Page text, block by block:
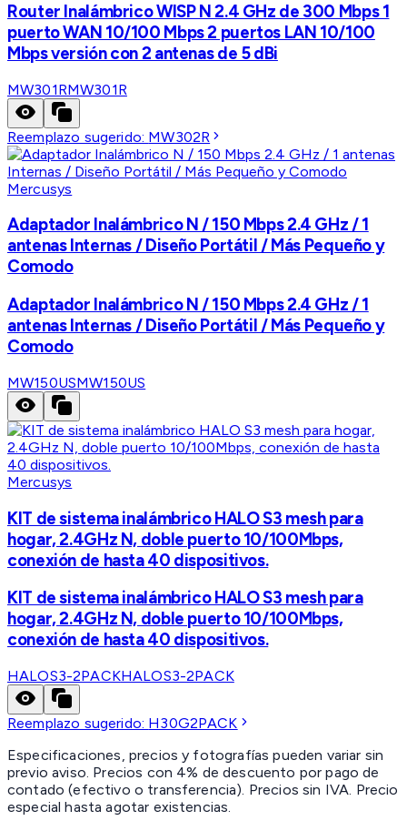
Router Inalámbrico WISP N 2.4 GHz de 300 Mbps 1
puerto WAN 10/100 Mbps 2 puertos LAN 10/100
Mbps versión con 2 antenas de 5 dBi
MW301RMW301R
Reemplazo sugerido: MW302R
Mercusys
Adaptador Inalámbrico N / 150 Mbps 2.4 GHz / 1
antenas Internas / Diseño Portátil / Más Pequeño y
Comodo
Adaptador Inalámbrico N / 150 Mbps 2.4 GHz / 1
antenas Internas / Diseño Portátil / Más Pequeño y
Comodo
MW150USMW150US
Mercusys
KIT de sistema inalámbrico HALO S3 mesh para
hogar, 2.4GHz N, doble puerto 10/100Mbps,
conexión de hasta 40 dispositivos.
KIT de sistema inalámbrico HALO S3 mesh para
hogar, 2.4GHz N, doble puerto 10/100Mbps,
conexión de hasta 40 dispositivos.
HALOS3-2PACKHALOS3-2PACK
Reemplazo sugerido: H30G2PACK
Especificaciones, precios y fotografías pueden variar sin
previo aviso. Precios con 4% de descuento por pago de
contado (efectivo o transferencia). Precios sin IVA. Precio
especial hasta agotar existencias.